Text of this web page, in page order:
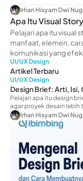
Irhan Hisyam Dwi
Apa Itu Visual
Pelajari apa itu visual
manfaat, elemen,
komunikasi yang
UI/UX Design
Artikel Terbaru
UI/UX Design
Design Brief: Arti,
Pelajari apa itu design
agar proyek desain lebih
Irhan Hisyam Dwi